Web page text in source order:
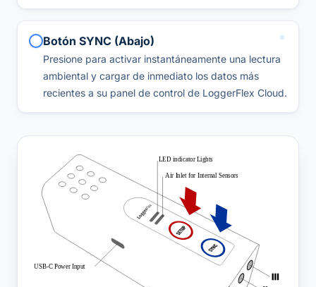
Botón SYNC (Abajo)
Presione para activar instantáneamente una lectura
ambiental y cargar de inmediato los datos más
recientes a su panel de control de LoggerFlex Cloud.